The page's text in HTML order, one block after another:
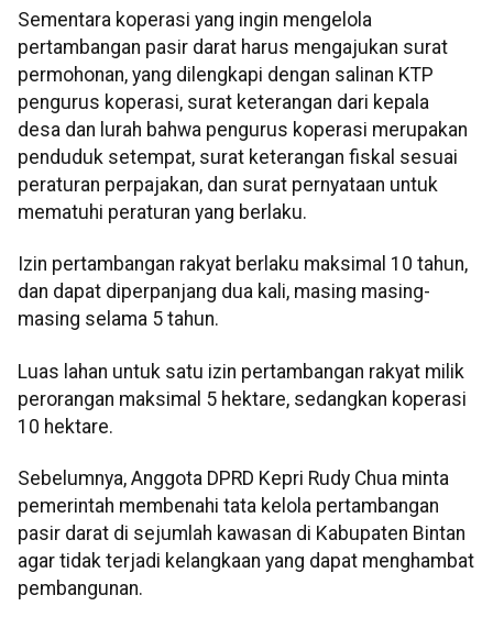
Sementara koperasi yang ingin mengelola
pertambangan pasir darat harus mengajukan surat
permohonan, yang dilengkapi dengan salinan KTP
pengurus koperasi, surat keterangan dari kepala
desa dan lurah bahwa pengurus koperasi merupakan
penduduk setempat, surat keterangan fiskal sesuai
peraturan perpajakan, dan surat pernyataan untuk
mematuhi peraturan yang berlaku.
Izin pertambangan rakyat berlaku maksimal 10 tahun,
dan dapat diperpanjang dua kali, masing masing-
masing selama 5 tahun.
Luas lahan untuk satu izin pertambangan rakyat milik
perorangan maksimal 5 hektare, sedangkan koperasi
10 hektare.
Sebelumnya, Anggota DPRD Kepri Rudy Chua minta
pemerintah membenahi tata kelola pertambangan
pasir darat di sejumlah kawasan di Kabupaten Bintan
agar tidak terjadi kelangkaan yang dapat menghambat
pembangunan.